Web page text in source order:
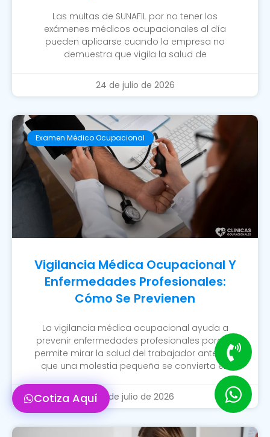
Las multas de SUNAFIL por no tener los
exámenes médicos ocupacionales al día
pueden aplicarse cuando la empresa no
demuestra que vigila la salud de
24 de julio de 2026
Examen Médico Ocupacional
Vigilancia Médica Ocupacional Y
Enfermedades Profesionales:
Cómo Se Previenen
La vigilancia médica ocupacional ayuda a
prevenir enfermedades profesionales porque
permite mirar la salud del trabajador antes de
que una molestia pequeña se convierta en
20 de julio de 2026
Cotiza Aquí